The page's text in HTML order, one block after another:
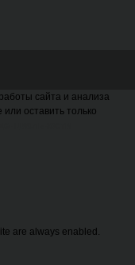
сайта и анализа
оставить только
are always enabled.